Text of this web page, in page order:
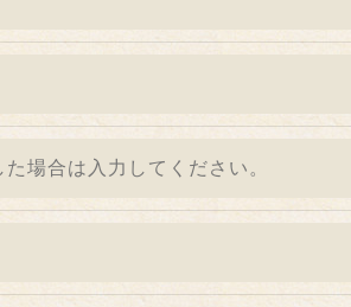
た当社のサービスをご提供できない
除・利用停止の手続を定めさせて頂
きます。
的手続きにつきましては、お電話で